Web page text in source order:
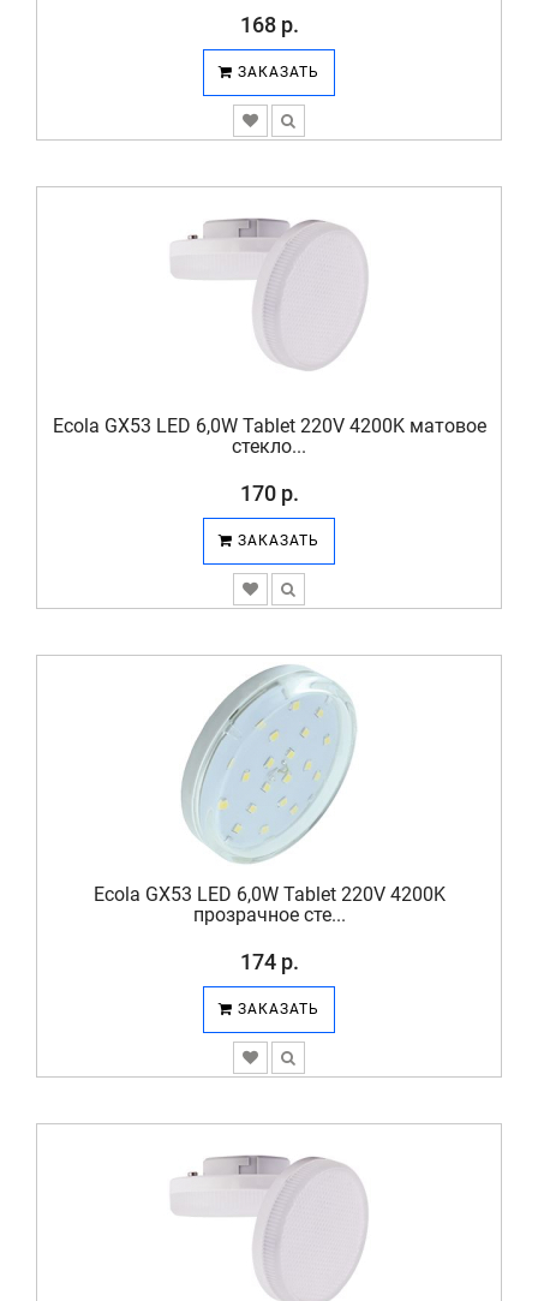
168 р.
ЗАКАЗАТЬ
Ecola GX53 LED 6,0W Tablet 220V 4200K матовое
стекло...
170 р.
ЗАКАЗАТЬ
Ecola GX53 LED 6,0W Tablet 220V 4200K
прозрачное сте...
174 р.
ЗАКАЗАТЬ